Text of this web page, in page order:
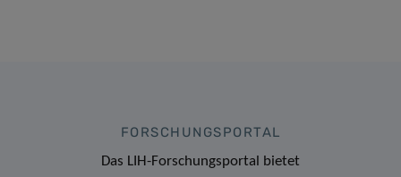
FORSCHUNGSPORTAL
Das LIH-Forschungsportal bietet